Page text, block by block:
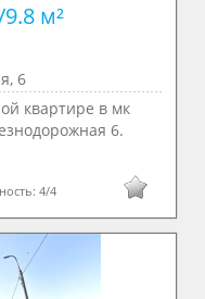
м²
6
квартире в мк
6.
4/4